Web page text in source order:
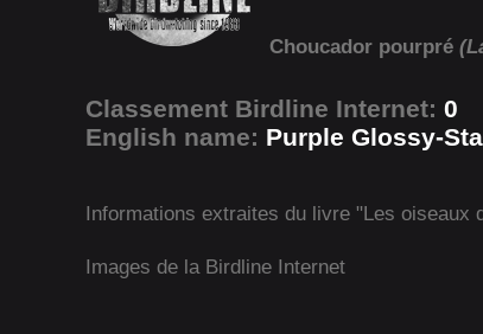
Choucador pourpré
Classement Birdline Internet: 0
English name: Purple Glossy-
Informations extraites du livre "Les oiseaux
Images de la Birdline Internet